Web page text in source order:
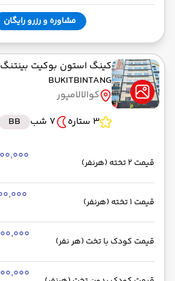
مشاوره و رزرو رایگان
کینگ استون بوکیت بینتنگ
BUKITBINTANG
کوالالامپور
3 ستاره
7 شب BB
قیمت 2 تخته (هرنفر)
قیمت 1 تخته (هرنفر)
قیمت کودک با تخت (هر نفر)